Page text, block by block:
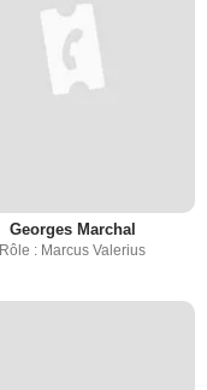
Georges Marchal
Rôle : Marcus Valerius